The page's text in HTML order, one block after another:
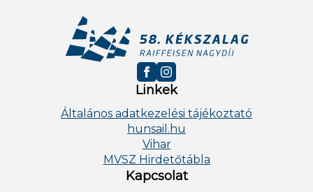
Linkek
Általános adatkezelési tájékoztató
hunsail.hu
Vihar
MVSZ Hirdetőtábla
Kapcsolat